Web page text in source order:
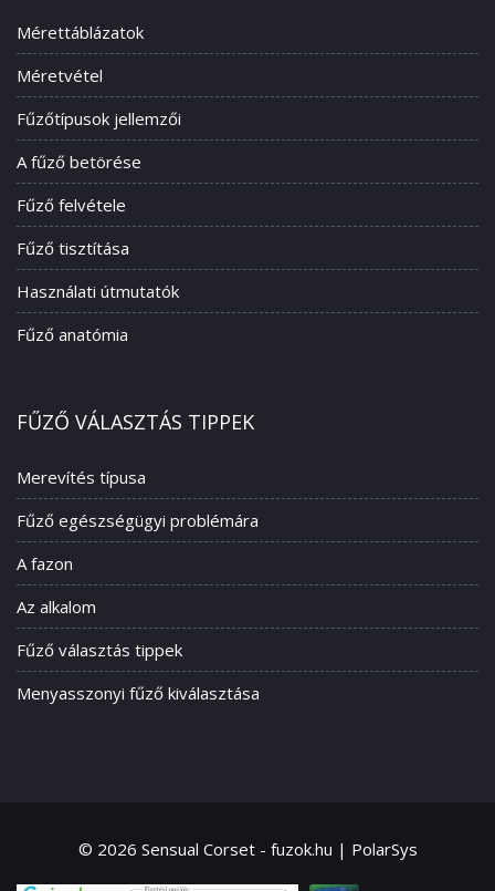
Mérettáblázatok
Méretvétel
Fűzőtípusok jellemzői
A fűző betörése
Fűző felvétele
Fűző tisztítása
Használati útmutatók
Fűző anatómia
FŰZŐ VÁLASZTÁS TIPPEK
Merevítés típusa
Fűző egészségügyi problémára
A fazon
Az alkalom
Fűző választás tippek
Menyasszonyi fűző kiválasztása
© 2026 Sensual Corset - fuzok.hu | PolarSys